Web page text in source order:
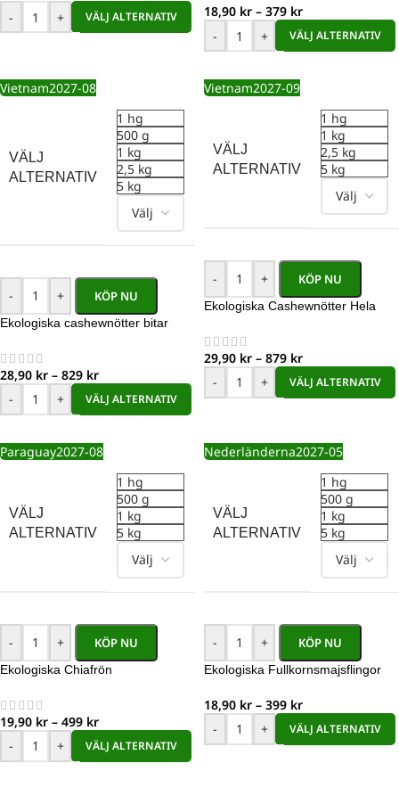
-
+ VÄLJ ALTERNATIV 18,90 kr – 379 kr
-
+ VÄLJ ALTERNATIV
Vietnam2027-08
VÄLJ
ALTERNATIV
1 hg
500 g
1 kg
2,5 kg
5 kg
- + KÖP NU
Ekologiska cashewnötter bitar
28,90 kr – 829 kr
-
+ VÄLJ ALTERNATIV
Vietnam2027-09
VÄLJ
ALTERNATIV
1 hg
1 kg
2,5 kg
5 kg
- + KÖP NU
Ekologiska Cashewnötter Hela
29,90 kr – 879 kr
-
+ VÄLJ ALTERNATIV
Paraguay2027-08
VÄLJ
ALTERNATIV
1 hg
500 g
1 kg
5 kg
- + KÖP NU
Ekologiska Chiafrön
19,90 kr – 499 kr
-
+ VÄLJ ALTERNATIV
Nederländerna2027-05
VÄLJ
ALTERNATIV
1 hg
500 g
1 kg
5 kg
- + KÖP NU
Ekologiska Fullkornsmajsflingor
18,90 kr – 399 kr
-
+ VÄLJ ALTERNATIV